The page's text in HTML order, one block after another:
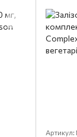
Артикул: